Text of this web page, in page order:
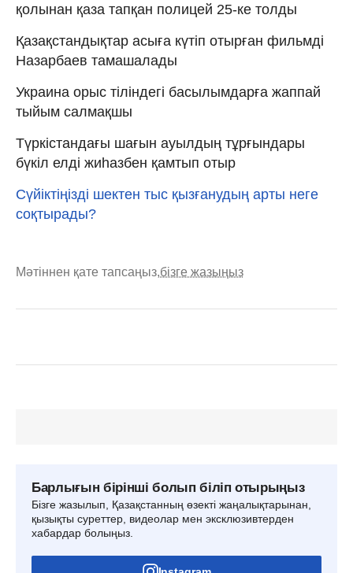
қолынан қаза тапқан полицей 25-ке толды
Қазақстандықтар асыға күтіп отырған фильмді
Назарбаев тамашалады
Украина орыс тіліндегі басылымдарға жаппай
тыйым салмақшы
Түркістандағы шағын ауылдың тұрғындары
бүкіл елді жиһазбен қамтып отыр
Сүйіктіңізді шектен тыс қызғанудың арты неге
соқтырады?
Мәтіннен қате тапсаңыз,бізге жазыңыз
Барлығын бірінші болып біліп отырыңыз
Бізге жазылып, Қазақстанның өзекті жаңалықтарынан,
қызықты суреттер, видеолар мен эксклюзивтерден
хабардар болыңыз.